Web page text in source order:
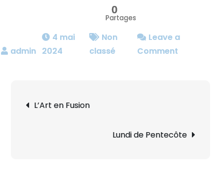
0
Partages
4 mai
2024
Non
classé
Leave a
Commenton
deL’Art en Fusion
Lundi de Pentecôte